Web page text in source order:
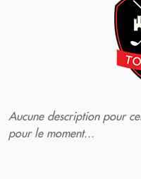
Aucune description pour
pour le moment...